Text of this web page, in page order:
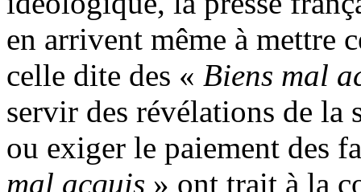
en arrivent même à mettre
celle dite des « Biens mal
servir des révélations de la
ou exiger le paiement des
mal acquis » ont trait à la